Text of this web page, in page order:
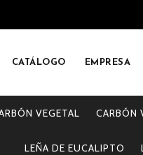
CATÁLOGO EMPRESA
VEGETAL CARBÓN
LEÑA DE EUCALIPTO